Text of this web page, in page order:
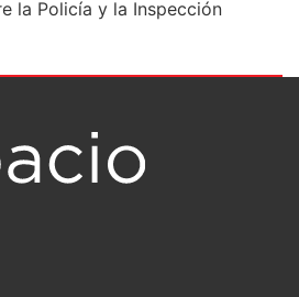
la Policía y la Inspección